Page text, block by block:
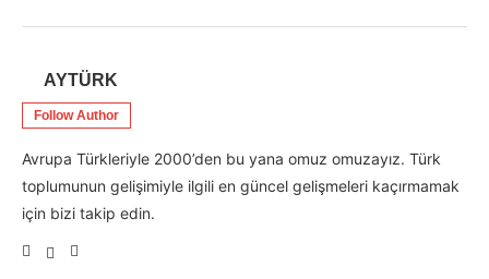
AYTÜRK
Follow Author
Avrupa Türkleriyle 2000’den bu yana omuz omuzayız. Türk
toplumunun gelişimiyle ilgili en güncel gelişmeleri kaçırmamak
için bizi takip edin.